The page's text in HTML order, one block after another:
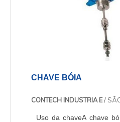
CHAVE BÓIA
CONTECH INDUSTRIA E/
Uso da chaveA chave